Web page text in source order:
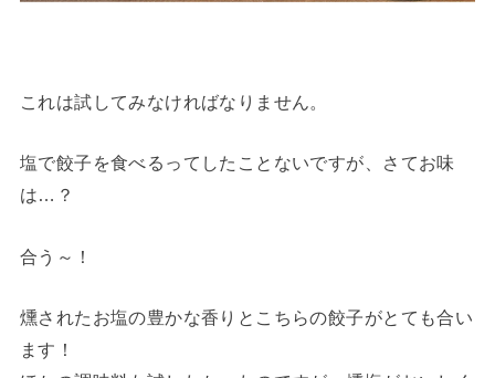
これは試してみなければなりません。
塩で餃子を食べるってしたことないですが、さてお味
は…？
合う～！
燻されたお塩の豊かな香りとこちらの餃子がとても合い
ます！